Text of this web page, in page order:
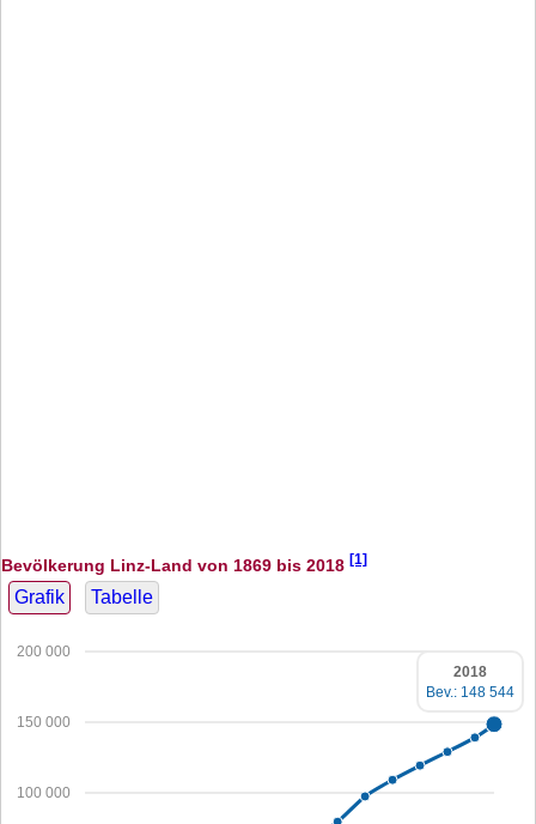
Bevölkerung Linz-Land von 1869 bis 2018 [1]
Grafik Tabelle
100 000
150 000
200 000
2018
Bev.: 148 544